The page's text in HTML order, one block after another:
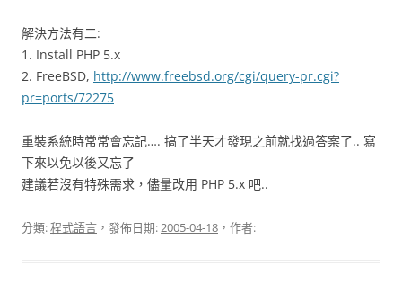
解決方法有二:
1. Install PHP 5.x
2. FreeBSD, http://www.freebsd.org/cgi/query-pr.cgi?
pr=ports/72275
重裝系統時常常會忘記…. 搞了半天才發現之前就找過答案了.. 寫
下來以免以後又忘了
建議若沒有特殊需求，儘量改用 PHP 5.x 吧..
分類:程式語言 ，發佈日期:2005-04-18 ，作者: